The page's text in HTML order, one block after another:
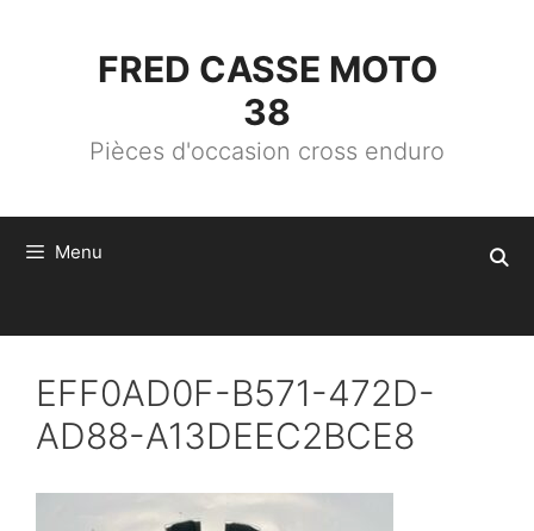
FRED CASSE MOTO
38
Pièces d'occasion cross enduro
Menu
EFF0AD0F-B571-472D-
AD88-A13DEEC2BCE8